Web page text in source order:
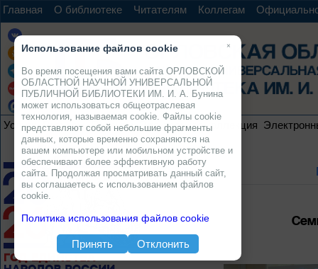
Главная О библиотеке Читателям Коллегам
Услуги Ресурсы Проекты Электронная коллекция
×
Использование файлов cookie
Во время посещения вами сайта ОРЛОВСКОЙ
ОБЛАСТНОЙ НАУЧНОЙ УНИВЕРСАЛЬНОЙ
ПУБЛИЧНОЙ БИБЛИОТЕКИ ИМ. И. А. Бунина
может использоваться общеотраслевая
технология, называемая cookie. Файлы cookie
представляют собой небольшие фрагменты
данных, которые временно сохраняются на
вашем компьютере или мобильном устройстве и
обеспечивают более эффективную работу
сайта. Продолжая просматривать данный сайт,
вы соглашаетесь с использованием файлов
cookie.
Политика использования файлов cookie
Принять Отклонить